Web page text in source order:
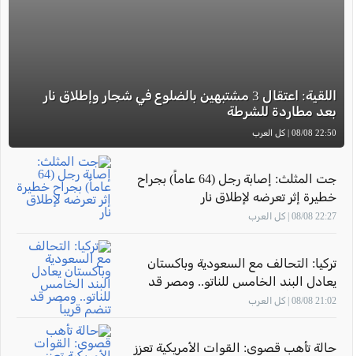
اللقية: اعتقال 3 مشتبهين بالضلوع في شجار وإطلاق نار
بعد مطاردة للشرطة
22:50 08/08 | كل العرب
جت المثلث: إصابة رجل (64 عاماً) بجراح
خطيرة إثر تعرضه لإطلاق نار
22:27 08/08 | كل العرب
تركيا: التحالف مع السعودية وباكستان
يعادل البند الخامس للناتو.. ومصر قد
تنضم قريباً
21:02 08/08 | كل العرب
حالة تأهب قصوى: القوات الأمريكية تعزز